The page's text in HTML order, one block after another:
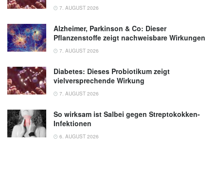
7. AUGUST 2026
Alzheimer, Parkinson & Co: Dieser
Pflanzenstoffe zeigt nachweisbare Wirkungen
7. AUGUST 2026
Diabetes: Dieses Probiotikum zeigt
vielversprechende Wirkung
7. AUGUST 2026
So wirksam ist Salbei gegen Streptokokken-
Infektionen
6. AUGUST 2026